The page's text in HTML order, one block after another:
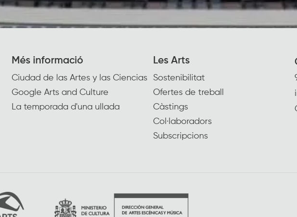
Més informació
Ciudad de las Artes y las Ciencias
Google Arts and Culture
La temporada d'una ullada
Les Arts
Sostenibilitat
Ofertes de treball
Càstings
Col·laboradors
Subscripcions